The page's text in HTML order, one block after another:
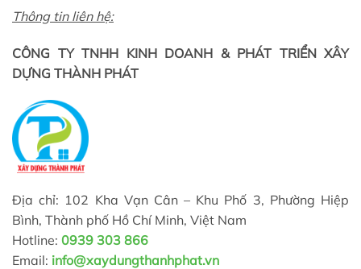
Thông tin liên hệ:
CÔNG TY TNHH KINH DOANH & PHÁT TRIỂN XÂY
DỰNG THÀNH PHÁT
Địa chỉ: 102 Kha Vạn Cân – Khu Phố 3, Phường Hiệp
Bình, Thành phố Hồ Chí Minh, Việt Nam
Hotline: 0939 303 866
Email: info@xaydungthanhphat.vn